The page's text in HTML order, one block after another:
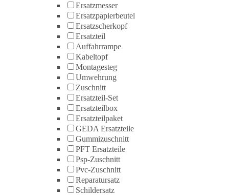
Ersatzmesser
Ersatzpapierbeutel
Ersatzscherkopf
Ersatzteil
Auffahrrampe
Kabeltopf
Montagesteg
Umwehrung
Zuschnitt
Ersatzteil-Set
Ersatzteilbox
Ersatzteilpaket
GEDA Ersatzteile
Gummizuschnitt
PFT Ersatzteile
Psp-Zuschnitt
Pvc-Zuschnitt
Reparatursatz
Schildersatz